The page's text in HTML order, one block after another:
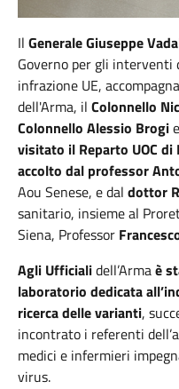
Il Generale Giuseppe
Governo per gli interventi
infrazione UE,
dell'Arma, il Colonnello
Colonnello Alessio Brogi
visitato il Reparto UOC
accolto dal professor
Aou Senese, e dal dottor
sanitario, insieme al
Siena, Professor
Agli Ufficialidell’Armaè
laboratorio dedicata
ricerca delle varianti,
incontrato i referenti
medici e infermieri
virus.